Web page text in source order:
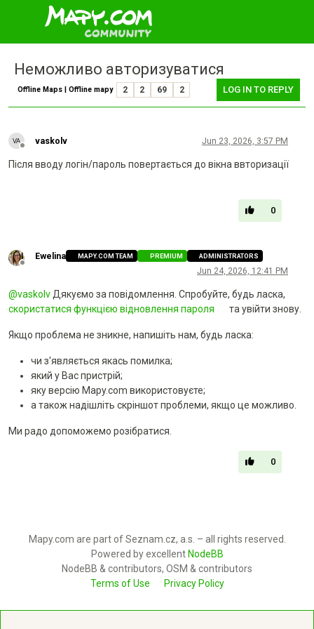
Неможливо авторизуватися
Offline Maps | Offline mapy 2 2 69 2 LOG IN TO REPLY
Offline
vaskolv Jun 23, 2026, 3:57 PM
Після вводу логін/пароль повертається до вікна ввторизації
0
Offline
Ewelina MAPY.COM TEAM PREMIUM ADMINISTRATORS
Jun 24, 2026, 12:41 PM
@vaskolv Дякуємо за повідомлення. Спробуйте, будь ласка,
скористатися функцією відновлення пароля
та увійти знову.
Якщо проблема не зникне, напишіть нам, будь ласка:
чи з'являється якась помилка;
який у Вас пристрій;
яку версію Mapy.com використовуєте;
а також надішліть скріншот проблеми, якщо це можливо.
Ми радо допоможемо розібратися.
0
Mapy.com are part of Seznam.cz, a.s. – all rights reserved.
Powered by excellent NodeBB
NodeBB & contributors, OSM & contributors
Terms of Use
Privacy Policy